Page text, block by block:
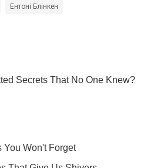
Ентоні Блінкен